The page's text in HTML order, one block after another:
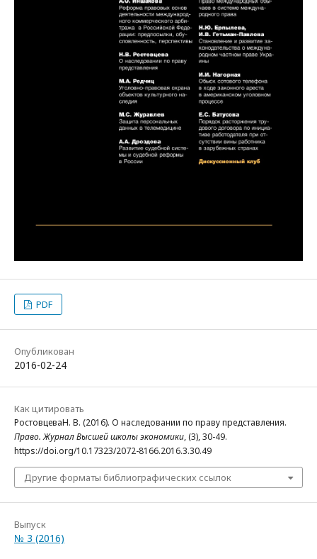
PDF
Опубликован
2016-02-24
Как цитировать
РостовцеваН. В. (2016). О наследовании по праву представления.
Право. Журнал Высшей школы экономики, (3), 30-49.
https://doi.org/10.17323/2072-8166.2016.3.30.49
Другие форматы библиографических ссылок
Выпуск
№ 3 (2016)